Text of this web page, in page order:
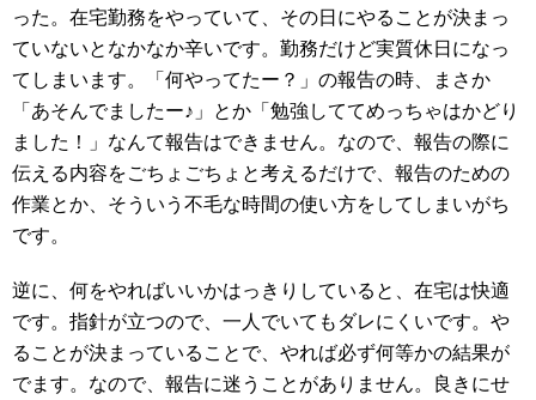
った。在宅勤務をやっていて、その日にやることが決まっ
ていないとなかなか辛いです。勤務だけど実質休日になっ
てしまいます。「何やってたー？」の報告の時、まさか
「あそんでましたー♪」とか「勉強しててめっちゃはかどり
ました！」なんて報告はできません。なので、報告の際に
伝える内容をごちょごちょと考えるだけで、報告のための
作業とか、そういう不毛な時間の使い方をしてしまいがち
です。
逆に、何をやればいいかはっきりしていると、在宅は快適
です。指針が立つので、一人でいてもダレにくいです。や
ることが決まっていることで、やれば必ず何等かの結果が
でます。なので、報告に迷うことがありません。良きにせ